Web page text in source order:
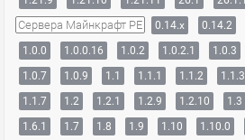
Сервера Майнкрафт PE 0.14.x 0.14.2
1.0.0
1.0.0.16 1.0.2 1.0.2.1 1.0.3
1.0.7
1.0.9 1.1 1.1.1 1.1.2 1.1.3
1.1.7
1.2 1.2.1 1.2.9 1.2.10 1.3
1.6.1
1.7 1.8 1.9 1.10 1.10.0